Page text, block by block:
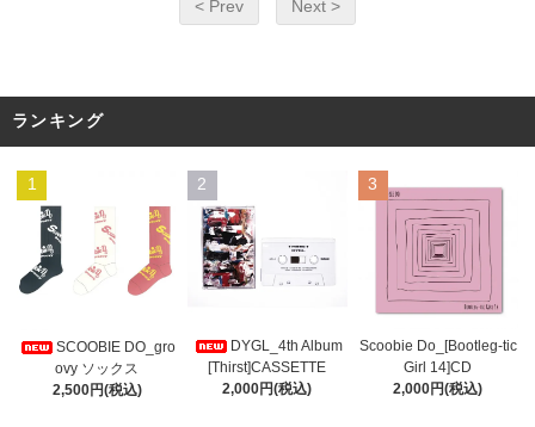
< Prev Next >
ランキング
1
SCOOBIE DO_gro
ovy ソックス
2,500円(税込)
2
DYGL_4th Album
[Thirst]CASSETTE
2,000円(税込)
3
Scoobie Do_[Bootleg-tic
Girl 14]CD
2,000円(税込)